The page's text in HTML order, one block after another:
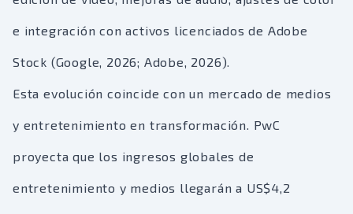
e integración con activos licenciados de Adobe
Stock (Google, 2026; Adobe, 2026).
Esta evolución coincide con un mercado de medios
y entretenimiento en transformación. PwC
proyecta que los ingresos globales de
entretenimiento y medios llegarán a US$4,2